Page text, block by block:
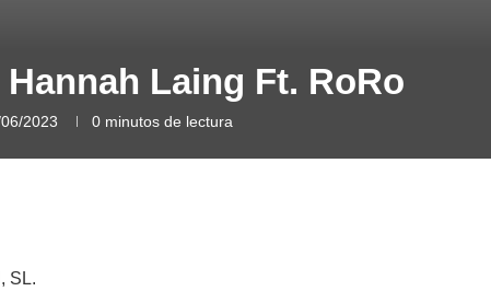
Laing Ft. RoRo
2023 0 minutos de lectura
SL.